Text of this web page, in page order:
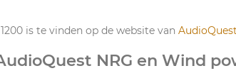
is te vinden op de website van AudioQuest
NRG en Wind